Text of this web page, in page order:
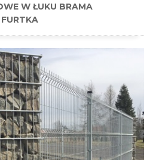
W ŁUKU BRAMA